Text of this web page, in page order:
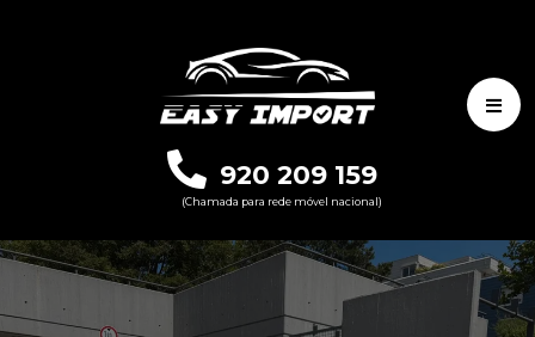
920 209 159
(Chamada para rede móvel nacional)